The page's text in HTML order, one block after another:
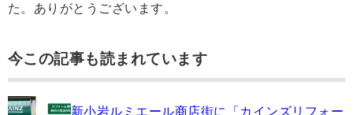
た。ありがとうございます。
今この記事も読まれています
新小岩ルミエール商店街に「カインズリフォー